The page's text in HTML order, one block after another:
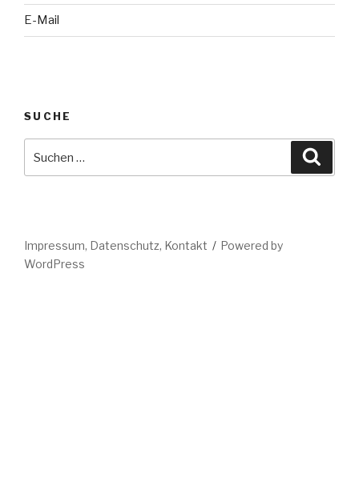
E-Mail
SUCHE
nach:
Impressum, Datenschutz, Kontakt
Powered by
WordPress